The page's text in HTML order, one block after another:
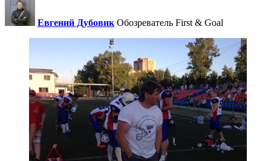
Евгений Дубовик Обозреватель First & Goal